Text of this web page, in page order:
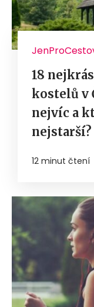
18
kostelů v
nejvíc a
nejstarší?
12 minut čtení